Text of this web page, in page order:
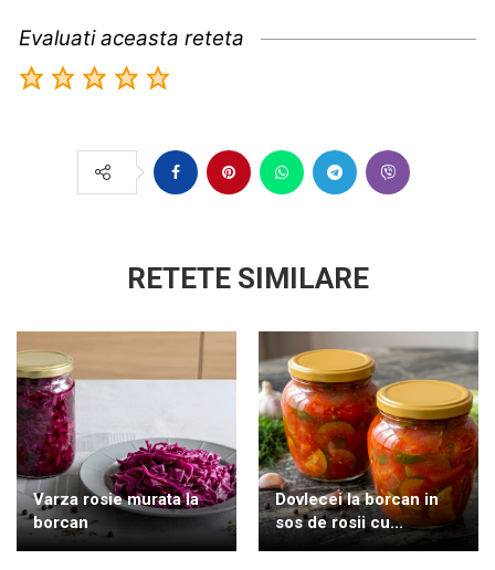
Evaluati aceasta reteta
RETETE SIMILARE
Varza rosie murata la
borcan
Dovlecei la borcan in
sos de rosii cu...